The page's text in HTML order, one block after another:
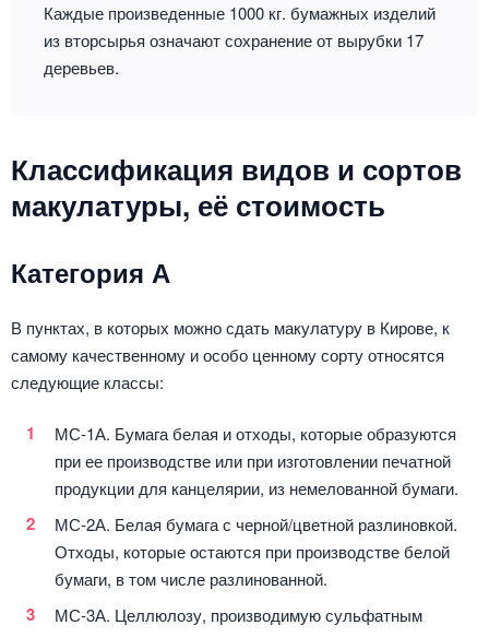
Каждые произведенные 1000 кг. бумажных изделий
из вторсырья означают сохранение от вырубки 17
деревьев.
Классификация видов и сортов
макулатуры, её стоимость
Категория А
В пунктах, в которых можно сдать макулатуру в Кирове, к
самому качественному и особо ценному сорту относятся
следующие классы:
МС-1А. Бумага белая и отходы, которые образуются
при ее производстве или при изготовлении печатной
продукции для канцелярии, из немелованной бумаги.
МС-2А. Белая бумага с черной/цветной разлиновкой.
Отходы, которые остаются при производстве белой
бумаги, в том числе разлинованной.
МС-3А. Целлюлозу, производимую сульфатным